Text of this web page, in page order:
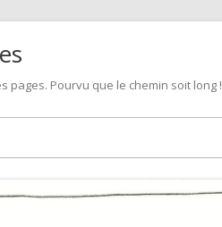
pages. Pourvu que le chemin soit long !